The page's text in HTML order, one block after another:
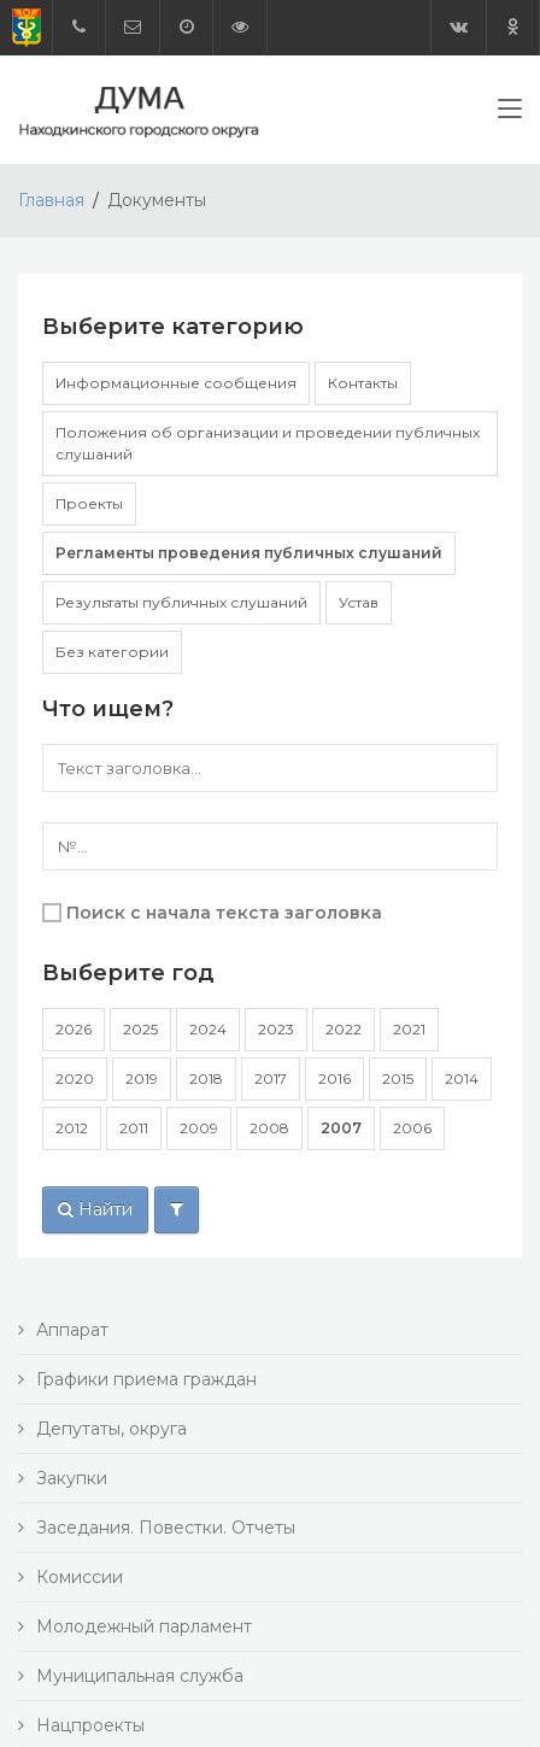
Главная Документы
Выберите категорию
Информационные сообщения Контакты
Положения об организации и проведении публичных
слушаний
Проекты
Регламенты проведения публичных слушаний
Результаты публичных слушаний Устав
Без категории
Что ищем?
Поиск с начала текста заголовка
Выберите год
2026 2025 2024 2023 2022 2021
2020 2019 2018 2017 2016 2015 2014
2012 2011 2009 2008 2007 2006
Найти
Аппарат
Графики приема граждан
Депутаты, округа
Закупки
Заседания. Повестки. Отчеты
Комиссии
Молодежный парламент
Муниципальная служба
Нацпроекты